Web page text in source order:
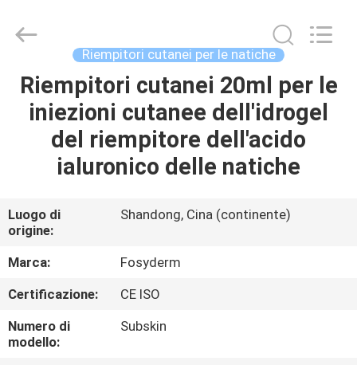
CASA.
PRODOTTI
DI
NOI
VISITA
ALLA
FABBRICA
International
Trading
Reserved.
Riempitori cutanei per le natiche
Riempitori cutanei 20ml per le
iniezioni cutanee dell'idrogel
del riempitore dell'acido
ialuronico delle natiche
Luogo di
origine:
Shandong, Cina (continente)
Marca:
Fosyderm
Certificazione:
CE ISO
Numero di
modello:
Subskin